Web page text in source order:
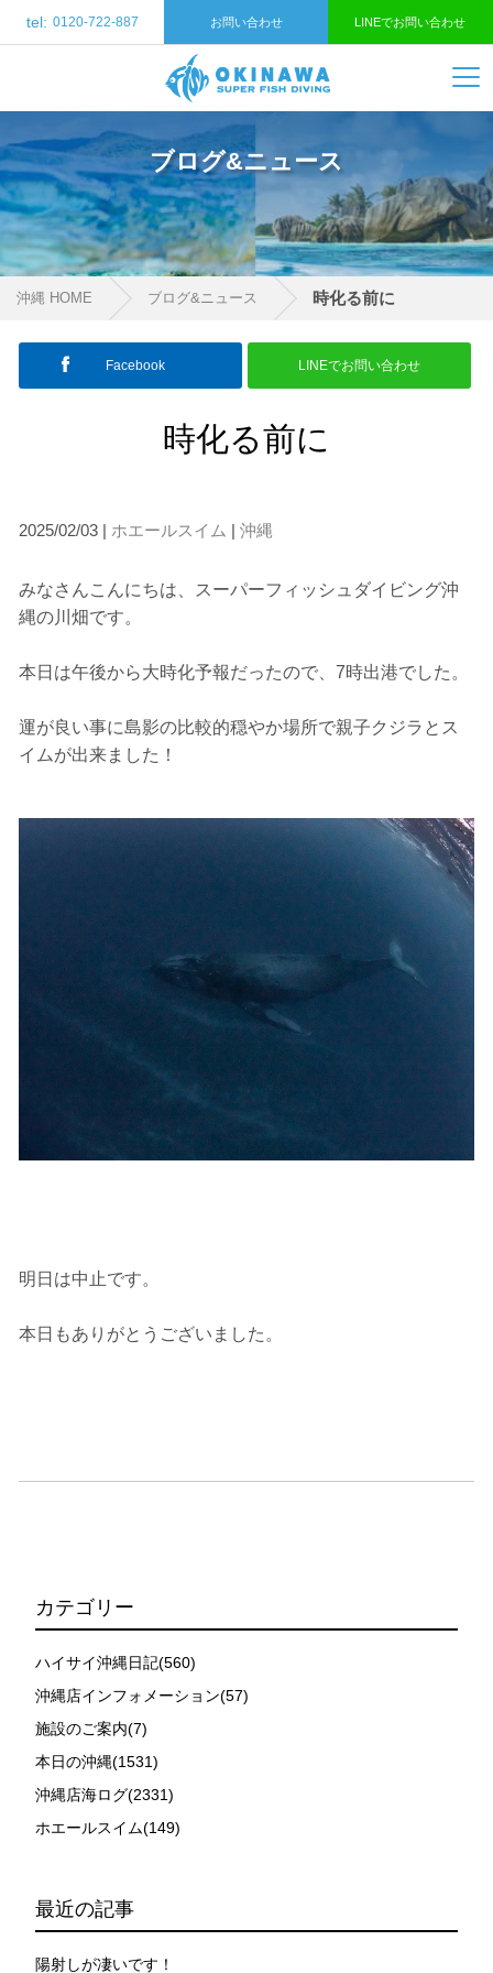
tel: 0120-722-887 お問い合わせ LINEでお問い合わせ
ブログ&ニュース
沖縄 HOME ブログ&ニュース 時化る前に
時化る前に
2025/02/03 | ホエールスイム | 沖縄
みなさんこんにちは、スーパーフィッシュダイビング沖
縄の川畑です。
本日は午後から大時化予報だったので、7時出港でした。
運が良い事に島影の比較的穏やか場所で親子クジラとス
イムが出来ました！
明日は中止です。
本日もありがとうございました。
カテゴリー
ハイサイ沖縄日記(560)
沖縄店インフォメーション(57)
施設のご案内(7)
本日の沖縄(1531)
沖縄店海ログ(2331)
ホエールスイム(149)
最近の記事
陽射しが凄いです！
Facebook LINEでお問い合わせ
当ツアーの手順と注意点
クジラを発見した場合は、その時のクジラの様子や海況
みエントリーを行います。
たとえクジラが近くを泳いでいても、状況によってはエ
クジラへのストレス軽減や安全管理の観点から、エント
リー人数を制限する場合があります。また、エントリー
の順番はガイドが決定しますので、必ずその指示に従っ
クジラの観察は水面からのみとし、素潜りは禁止としま
す。クジラによっては、人が近くを泳ぐことを嫌い、逃
げてしまう場合があります。そのため、原則として緊急
時やガイドの指示がある場合を除き、クジラの近くでフ
と、その後スイムで近づくことができなくなる場合が多
いため、必ずこれらの事項をお守りください。
った場合でも返金はいたしませんので、あらかじめご了
承ください。
5.海況について
6.参加条件
案内となる場合があります。その際のご返金には応じか
ねますので、あらかじめご了承ください。これまでの経
験については当日ご申告いただきますので、ご不安のあ
ホエールスイム参加時に使用する器材やスーツのレンタ
ルをご希望の方は、事前にお申し出ください。
承諾しました。
危険の告知
ングに伴う危険に加え、予測不能なクジラの行動や、クジ